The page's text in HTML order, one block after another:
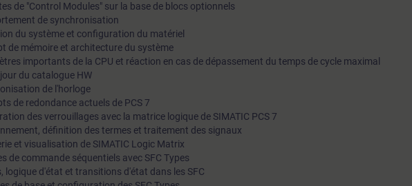
de "Control Modules" sur la base de blocs optionnels
de synchronisation
du système et configuration du matériel
de mémoire et architecture du système
importants de la CPU et réaction en cas de dépassement du temps de cycle maximal
du catalogue HW
de l'horloge
de redondance actuels de PCS 7
des verrouillages avec la matrice logique de SIMATIC PCS 7
définition des termes et traitement des signaux
et visualisation de SIMATIC Logic Matrix
de commande séquentiels avec SFC Types
logique d'état et transitions d'état dans les SFC